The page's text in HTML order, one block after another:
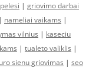
| griovimo darbai
| nameliai vaikams |
vilnius | kaseciu
| tualeto valiklis |
sienu griovimas | seo